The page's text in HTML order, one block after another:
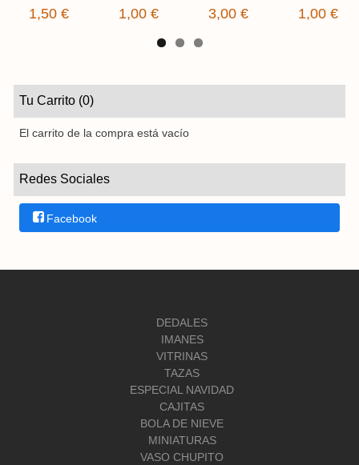
Tu Carrito (0)
El carrito de la compra está vacío
Redes Sociales
Facebook
1,50 € 1,00 € 3,00 € 1,00 €
DEDALES
IMANES
VITRINAS
TAZAS
ESPECIAL NAVIDAD
CAJITAS
BOLA DE NIEVE
MINIATURAS
VASO CHUPITO